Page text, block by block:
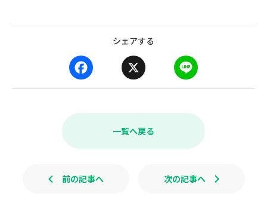
シェアする
a
e
k
i
e
一覧へ戻る
前の記事へ 次の記事へ